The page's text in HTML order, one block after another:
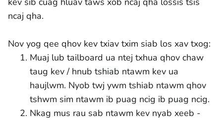
ncaj qha.
Nov yog qee qhov kev txiav txim siab los xav txog:
Muaj lub tailboard ua ntej txhua qhov chaw
taug kev / hnub tshiab ntawm kev ua
haujlwm. Nyob twj ywm tshiab ntawm qhov
tshwm sim ntawm ib puag ncig ib puag ncig.
Nkag mus rau sab ntawm kev nyab xeeb -